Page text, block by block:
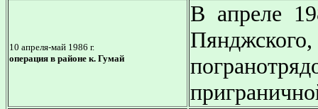
10 апреля-май 1986 г.
операция в районе к. Гумай
В апреле